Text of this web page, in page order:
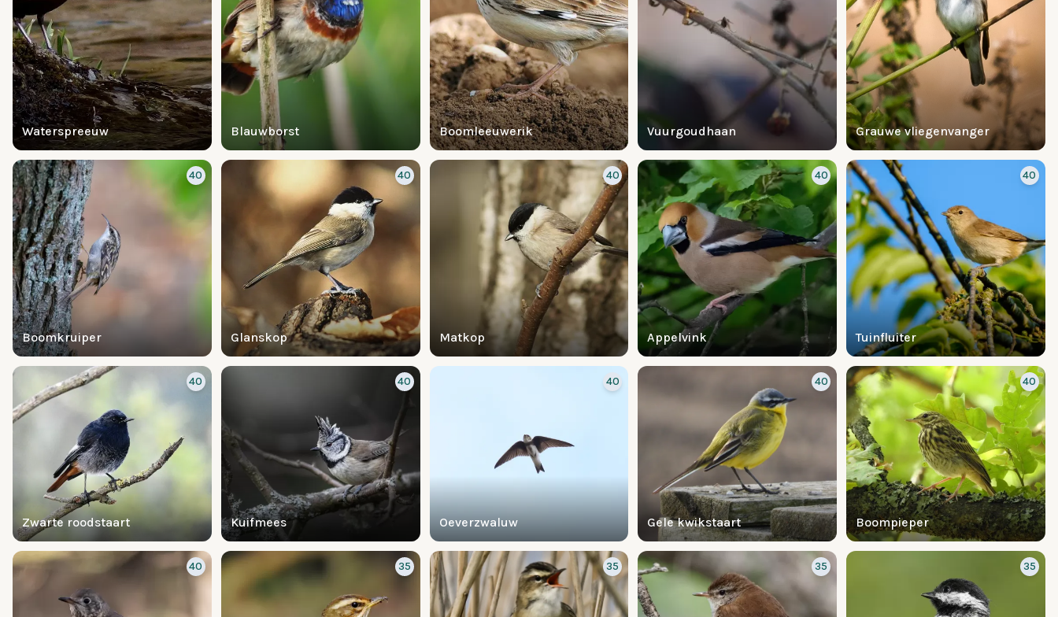
Waterspreeuw Blauwborst Boomleeuwerik Vuurgoudhaan Grauwe vliegenvanger
Boomkruiper
40
Glanskop
40
Matkop
40
Appelvink
40
Tuinfluiter
40
Zwarte roodstaart
40
Kuifmees
40
Oeverzwaluw
40
Gele kwikstaart
40
Boompieper
40
40 35 35 35 35